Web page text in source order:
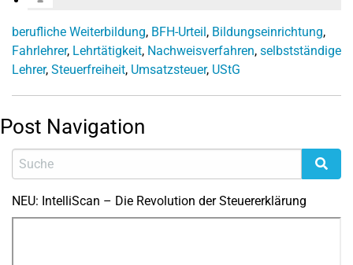
berufliche Weiterbildung, BFH-Urteil, Bildungseinrichtung,
Fahrlehrer, Lehrtätigkeit, Nachweisverfahren, selbstständige
Lehrer, Steuerfreiheit, Umsatzsteuer, UStG
Post Navigation
NEU: IntelliScan – Die Revolution der Steuererklärung